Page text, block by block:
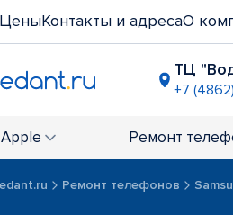
ЦеныКонтакты и адресаО
ТЦ
+7
+7
Apple Ремонт
Ремонт телефонов